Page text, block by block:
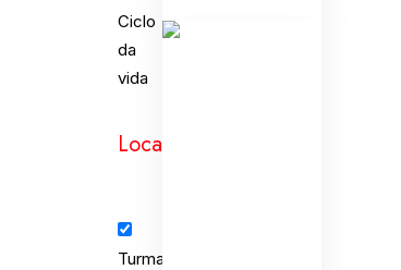
Ciclo
da
vida
Localidades
Turmalina